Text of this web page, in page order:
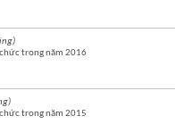
trong năm 2016
trong năm 2015